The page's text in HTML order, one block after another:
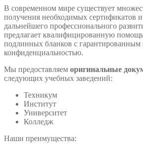
В современном мире существует
получения необходимых сертификатов и
дальнейшего профессионального
предлагает квалифицированную
подлинных бланков с гарантированным
конфиденциальностью.
Мы предоставляем оригинальные
следующих учебных заведений:
Техникум
Институт
Университет
Колледж
Наши преимущества: